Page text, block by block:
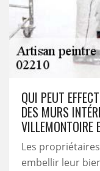
QUI PEUT
DES MURS
VILLEMONTOIRE
Les
embellir leur